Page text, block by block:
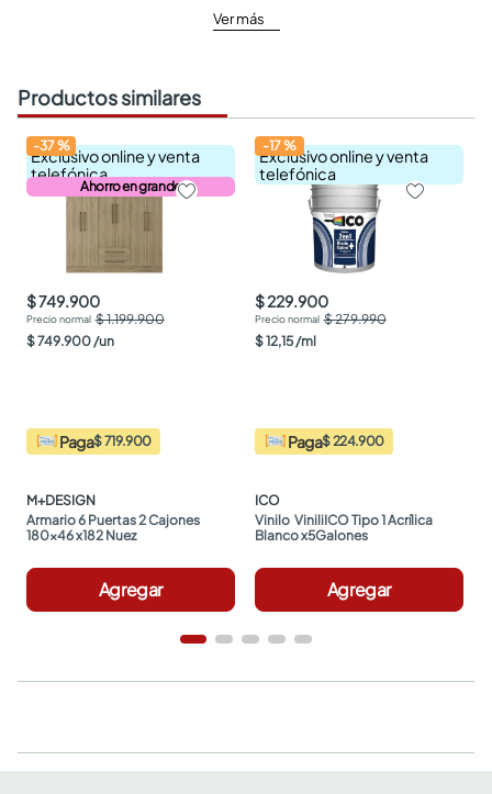
Ver más
Productos similares
Exclusivo online y venta
telefónica
Ahorro en grande
-37%
$ 749.900
$ 1.199.900
$749.900 /un
Paga$ 719.900
M+DESIGN
Armario 6 Puertas 2 Cajones
180x46 x182 Nuez
Agregar
Exclusivo online y venta
telefónica
-17%
$ 229.900
$ 279.990
$12,15 /ml
Paga$ 224.900
ICO
Vinilo  ViniliICO Tipo 1 Acrílica
Blanco x5Galones
Agregar